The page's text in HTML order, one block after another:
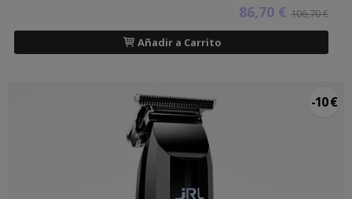
86,70 € 106,70 €
Añadir a Carrito
-10 €